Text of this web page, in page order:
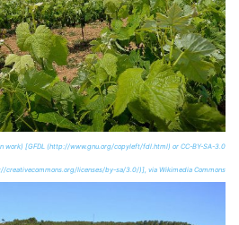
work) [GFDL (http://www.gnu.org/copyleft/fdl.html) or CC-BY-SA-3.0
creativecommons.org/licenses/by-sa/3.0/)], via Wikimedia Commons